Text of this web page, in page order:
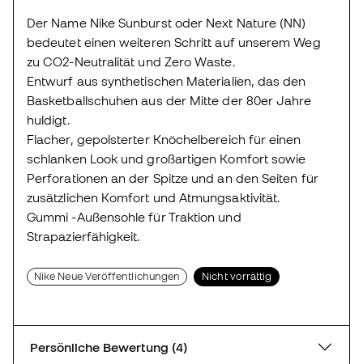
Der Name Nike Sunburst oder Next Nature (NN)
bedeutet einen weiteren Schritt auf unserem Weg
zu CO2-Neutralität und Zero Waste.
Entwurf aus synthetischen Materialien, das den
Basketballschuhen aus der Mitte der 80er Jahre
huldigt.
Flacher, gepolsterter Knöchelbereich für einen
schlanken Look und großartigen Komfort sowie
Perforationen an der Spitze und an den Seiten für
zusätzlichen Komfort und Atmungsaktivität.
Gummi -Außensohle für Traktion und
Strapazierfähigkeit.
Nike Neue Veröffentlichungen Nicht vorrättig
Persönliche Bewertung (4)